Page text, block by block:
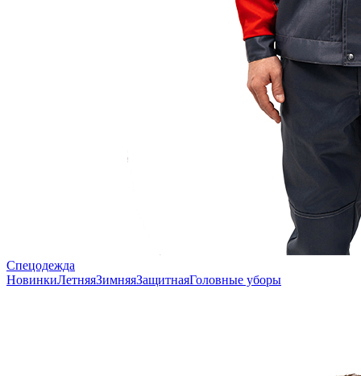
Спецодежда
НовинкиЛетняяЗимняяЗащитнаяГоловные уборы